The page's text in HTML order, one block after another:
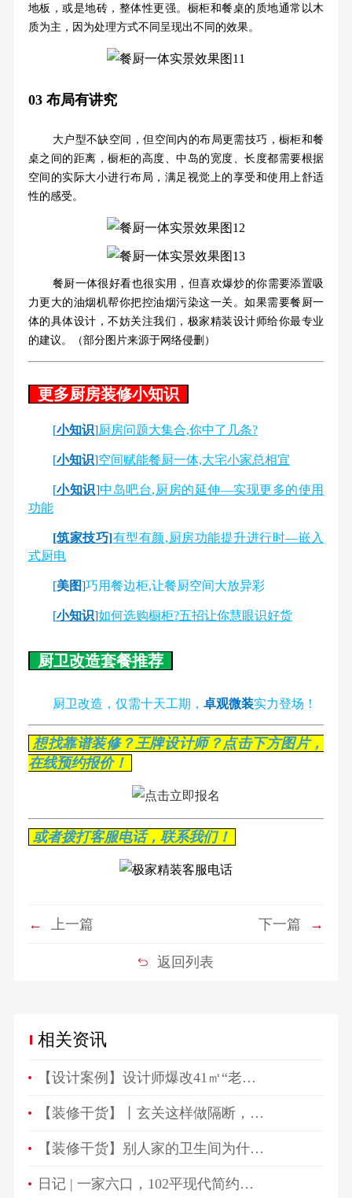
地板，或是地砖，整体性更强。橱柜和餐桌的质地通常以木
质为主，因为处理方式不同呈现出不同的效果。
03 布局有讲究
大户型不缺空间，但空间内的布局更需技巧，橱柜和餐
桌之间的距离，橱柜的高度、中岛的宽度、长度都需要根据
空间的实际大小进行布局，满足视觉上的享受和使用上舒适
性的感受。
餐厨一体很好看也很实用，但喜欢爆炒的你需要添置吸
力更大的油烟机帮你把控油烟污染这一关。如果需要餐厨一
体的具体设计，不妨关注我们，极家精装设计师给你最专业
的建议。（部分图片来源于网络侵删）
更多厨房装修小知识
[小知识]厨房问题大集合,你中了几条?
[小知识]空间赋能餐厨一体,大宅小家总相宜
[小知识]中岛吧台,厨房的延伸—实现更多的使用
功能
[筑家技巧]有型有颜,厨房功能提升进行时—嵌入
式厨电
[美图]巧用餐边柜,让餐厨空间大放异彩
[小知识]如何选购橱柜?五招让你慧眼识好货
厨卫改造套餐推荐
厨卫改造，仅需十天工期， 卓观微装实力登场！
想找靠谱装修？王牌设计师？点击下方图片，
在线预约报价！
或者拨打客服电话，联系我们！
← 上一篇 下一篇 →
返回列表
相关资讯
【设计案例】设计师爆改41㎡“老破小”，一房变三房，住祖孙三代五口人不拥挤！
【装修干货】丨玄关这样做隔断，一进门就被惊艳！
【装修干货】别人家的卫生间为什么总是这么好看？
日记 | 一家六口，102平现代简约高颜值生活空间！